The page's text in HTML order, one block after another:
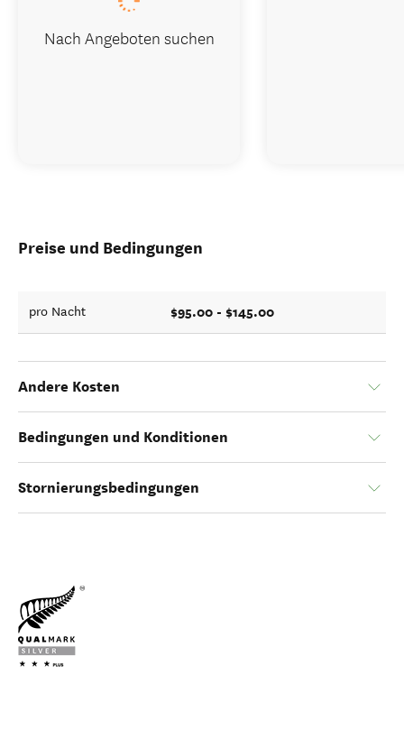
Preise und Bedingungen
pro Nacht $95.00 - $145.00
Andere Kosten
Bedingungen und Konditionen
Stornierungsbedingungen
Nach Angeboten suchen